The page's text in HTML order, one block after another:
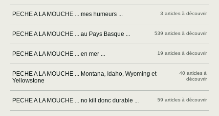
PECHE A LA MOUCHE ... mes humeurs ... 3 articles à découvrir
PECHE A LA MOUCHE ... au Pays Basque ... 539 articles à découvrir
PECHE A LA MOUCHE ... en mer ... 19 articles à découvrir
PECHE A LA MOUCHE ... Montana, Idaho, Wyoming et
Yellowstone
40 articles à
découvrir
PECHE A LA MOUCHE ... no kill donc durable ... 59 articles à découvrir